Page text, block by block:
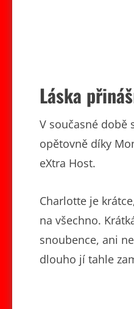
Láska
V současné době
opětovně díky
eXtra Host.
Charlotte je
na všechno.
snoubence, ani
dlouho jí tahle